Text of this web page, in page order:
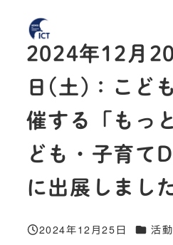
2024年12月
日(土)：こど
催する「もっ
ども・子育て
に出展しまし
投稿日
2024年12月25日 カテゴ
活